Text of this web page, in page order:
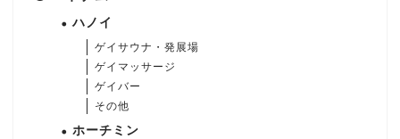
ハノイ
ゲイサウナ・発展場
ゲイマッサージ
ゲイバー
その他
ホーチミン